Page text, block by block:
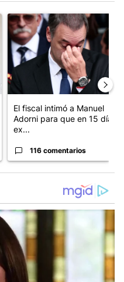
título "Jorge Gorini, el juez
Un artículo de tendencia con
El fiscal intimó a Manuel
Adorni para que en 15 días
ex...
116 comentarios